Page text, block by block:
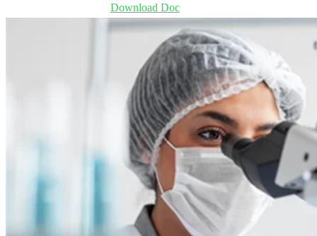
Download Doc